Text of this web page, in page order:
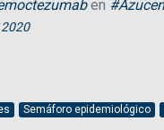
en
2020
Semáforo epidemiológico